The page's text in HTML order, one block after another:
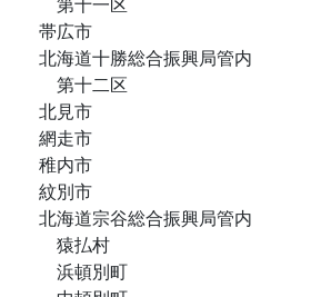
帯広市
北海道十勝総合振興局管内
第十二区
北見市
網走市
稚内市
紋別市
北海道宗谷総合振興局管内
猿払村
浜頓別町